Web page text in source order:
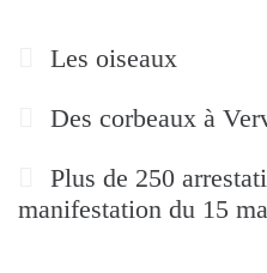
Les oiseaux
Des corbeaux à
Plus de 250
manifestation du 15